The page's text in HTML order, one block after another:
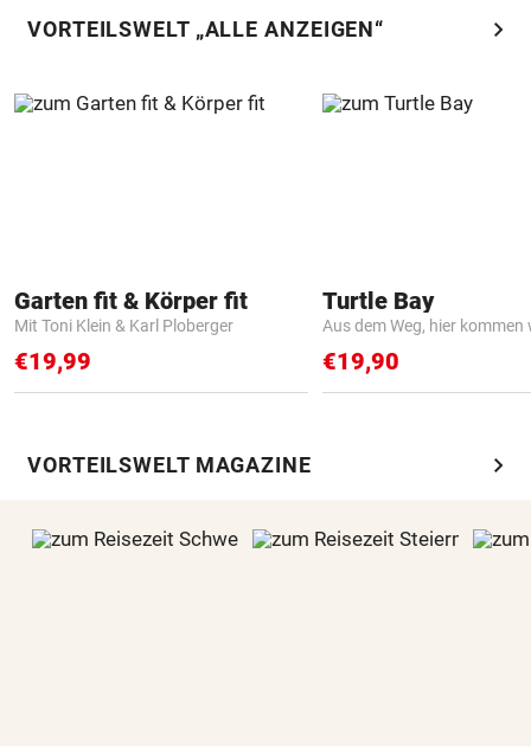
VORTEILSWELT „ALLE ANZEIGEN“ chevron_right
Garten fit & Körper fit
Mit Toni Klein & Karl Ploberger
€19,99
Turtle Bay
Aus dem Weg, hier kommen
€19,90
VORTEILSWELT MAGAZINE chevron_right